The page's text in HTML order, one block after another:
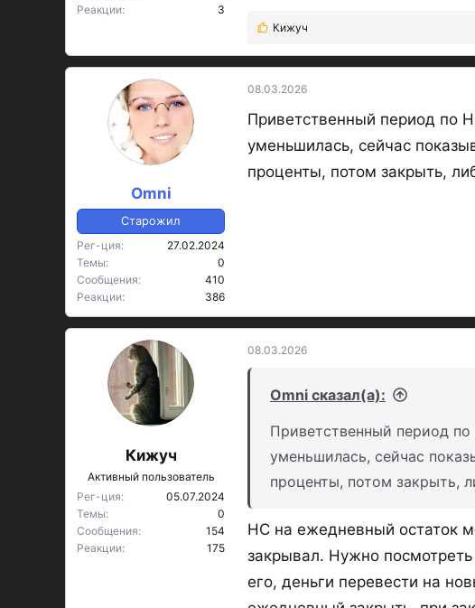
Реакции
3
Р
а
к
и
:
Кижуч
Omni
Старожил
Рег-ция
27.02.2024
Темы
0
Сообщения
410
Реакции
386
08.03.2026
Приветственный период по
уменьшилась, сейчас
проценты, потом закрыть,
Кижуч
Активный пользователь
Рег-ция
05.07.2024
Темы
0
Сообщения
154
Реакции
175
08.03.2026
Omni сказал(а):
Приветственный период
уменьшилась, сейчас
проценты, потом закрыть,
НС на ежедневный остаток
закрывал. Нужно
его, деньги перевести на